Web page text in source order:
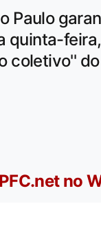
Paulo
quinta-
coletivo''
no